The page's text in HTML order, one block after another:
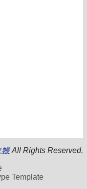
帳All Rights Reserved.
Template